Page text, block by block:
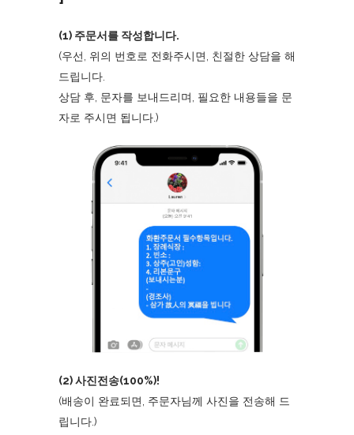
(1) 주문서를 작성합니다.
(우선, 위의 번호로 전화주시면, 친절한 상담을 해
드립니다.
상담 후, 문자를 보내드리며, 필요한 내용들을 문
자로 주시면 됩니다.)
(2) 사진전송(100%)!
(배송이 완료되면, 주문자님께 사진을 전송해 드
립니다.)